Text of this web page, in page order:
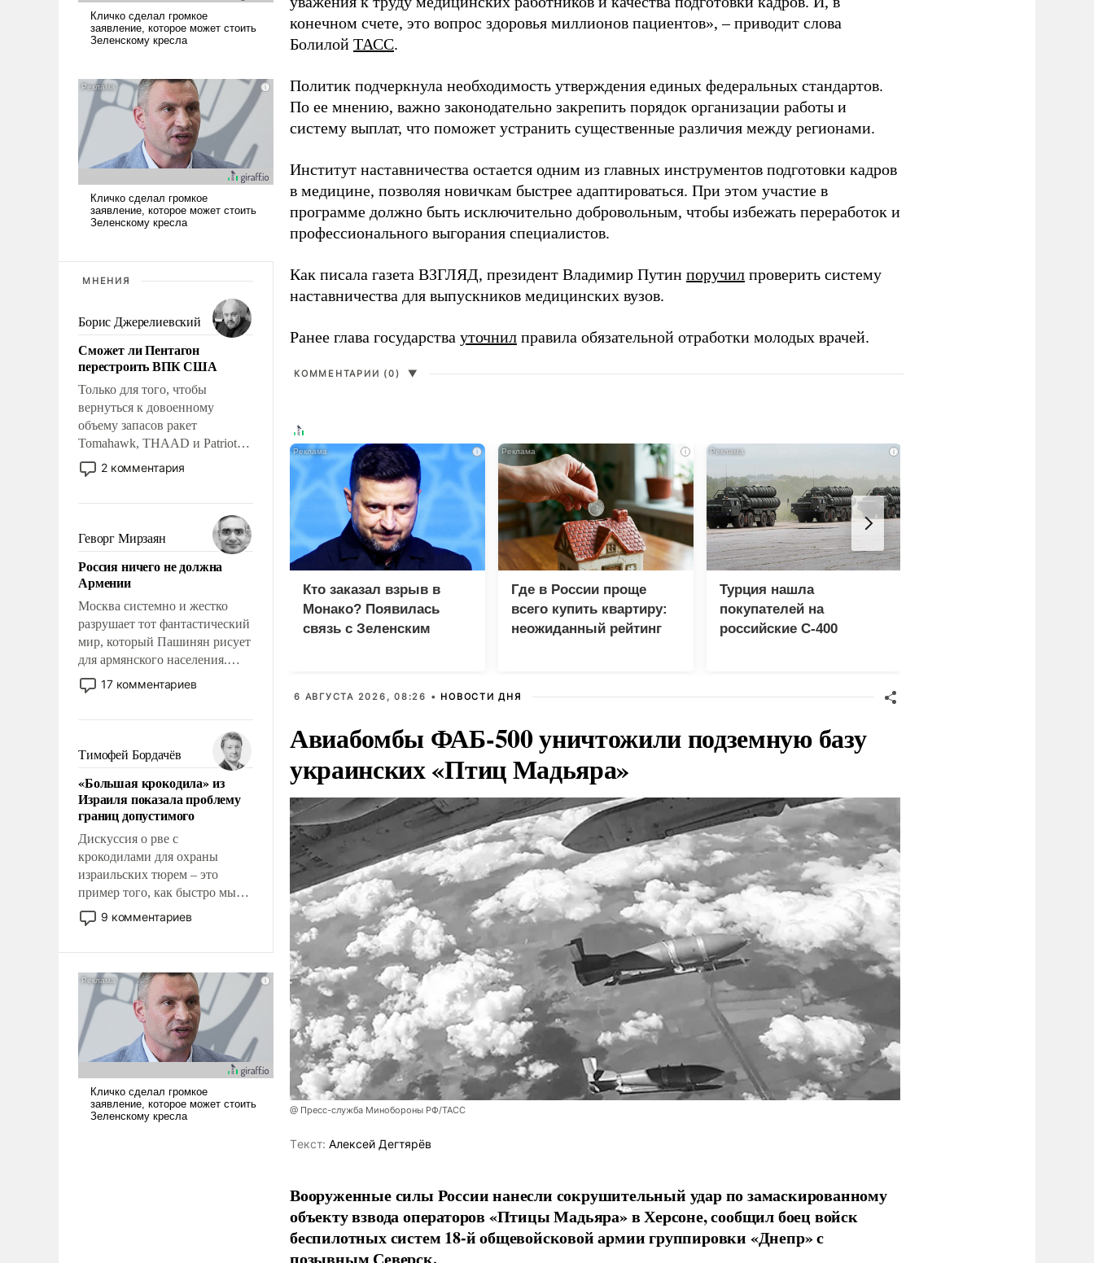
МНЕНИЯ
Борис Джерелиевский
Сможет ли Пентагон
перестроить ВПК США
Только для того, чтобы
вернуться к довоенному
объему запасов ракет
Tomahawk, THAAD и Patriot
США потребуется более трех
лет. Даже небольшая война с
Сложившаяся ситуация
означает многолетний период
уязвимости США, например,
перед Китаем.
2 комментария
Геворг Мирзаян
Россия ничего не должна
Армении
Москва системно и жестко
разрушает тот фантастический
мир, который Пашинян рисует
для армянского населения.
Мир, где политические
прожекты будут безусловно
налогоплательщиков и где
Еревану за свои поступки не
нужно отвечать.
17 комментариев
Тимофей Бордачёв
«Большая крокодила» из
Израиля показала проблему
границ допустимого
Дискуссия о рве с
крокодилами для охраны
израильских тюрем – это
пример того, как быстро мы
двигаемся по пути
революционных изменений.
псевдонаучной фантастики,
стало всерьез обсуждаемой
идеей.
9 комментариев
конечном счете, это вопрос здоровья миллионов пациентов», – приводит слова
Болилой ТАСС.
Политик подчеркнула необходимость утверждения единых федеральных стандартов.
По ее мнению, важно законодательно закрепить порядок организации работы и
систему выплат, что поможет устранить существенные различия между регионами.
Институт наставничества остается одним из главных инструментов подготовки кадров
в медицине, позволяя новичкам быстрее адаптироваться. При этом участие в
программе должно быть исключительно добровольным, чтобы избежать переработок и
профессионального выгорания специалистов.
Как писала газета ВЗГЛЯД, президент Владимир Путин поручил проверить систему
наставничества для выпускников медицинских вузов.
Ранее глава государства уточнил правила обязательной отработки молодых врачей.
КОММЕНТАРИИ (0) ▼
i
Кто заказал взрыв в
Монако? Появилась
связь с Зеленским
i
Где в России проще
всего купить квартиру:
неожиданный рейтинг
i
Турция нашла
покупателей на
российские C-400
6 АВГУСТА 2026, 08:26 • НОВОСТИ ДНЯ
Авиабомбы ФАБ-500 уничтожили подземную базу
украинских «Птиц Мадьяра»
@ Пресс-служба Минобороны РФ/ТАСС
Tекст: Алексей Дегтярёв
Вооруженные силы России нанесли сокрушительный удар по замаскированному
объекту взвода операторов «Птицы Мадьяра» в Херсоне, сообщил боец войск
беспилотных систем 18-й общевойсковой армии группировки «Днепр» с